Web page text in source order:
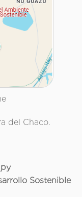
del Chaco.
Sostenible